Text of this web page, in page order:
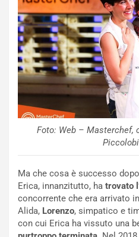
Foto: Web – Masterchef,
Ma che cosa è successo
Erica, innanzitutto, ha trovato
concorrente che era arrivato
Alida, Lorenzo, simpatico e
con cui Erica ha vissuto una